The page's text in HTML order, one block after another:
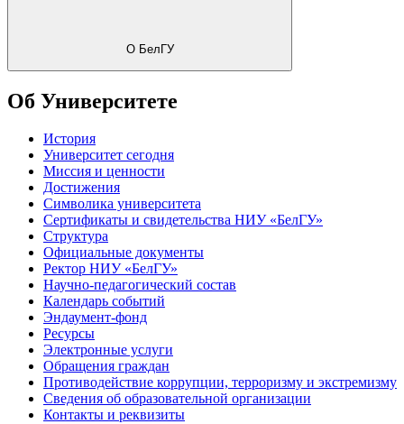
О БелГУ
Об Университете
История
Университет сегодня
Миссия и ценности
Достижения
Символика университета
Сертификаты и свидетельства НИУ «БелГУ»
Структура
Официальные документы
Ректор НИУ «БелГУ»
Научно-педагогический состав
Календарь событий
Эндаумент-фонд
Ресурсы
Электронные услуги
Обращения граждан
Противодействие коррупции, терроризму и экстремизму
Сведения об образовательной организации
Контакты и реквизиты